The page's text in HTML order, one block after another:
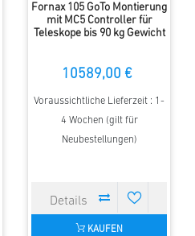
Fornax 105 GoTo Montierung
mit MC5 Controller für
Teleskope bis 90 kg Gewicht
10589,00 €
Voraussichtliche Lieferzeit : 1-
4 Wochen (gilt für
Neubestellungen)
KAUFEN